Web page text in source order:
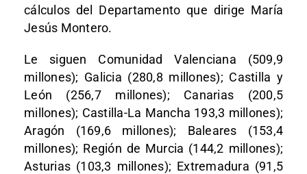
cálculos del Departamento que dirige María
Jesús Montero.
Le siguen Comunidad Valenciana (509,9
millones); Galicia (280,8 millones); Castilla y
León (256,7 millones); Canarias (200,5
millones); Castilla-La Mancha 193,3 millones);
Aragón (169,6 millones); Baleares (153,4
millones); Región de Murcia (144,2 millones);
Asturias (103,3 millones); Extremadura (91,5